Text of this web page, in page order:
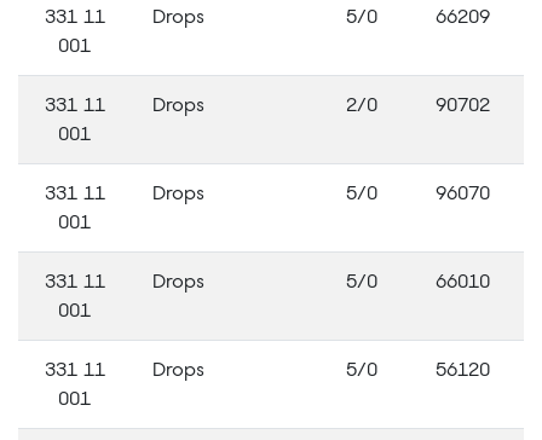
331 11
001
Drops 5/0 66209
331 11
001
Drops 2/0 90702
331 11
001
Drops 5/0 96070
331 11
001
Drops 5/0 66010
331 11
001
Drops 5/0 56120